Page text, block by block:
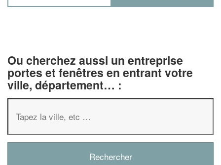
Ou cherchez aussi un entreprise
portes et fenêtres en entrant votre
ville, département… :
✕
Vous êtes un
professionnel ?